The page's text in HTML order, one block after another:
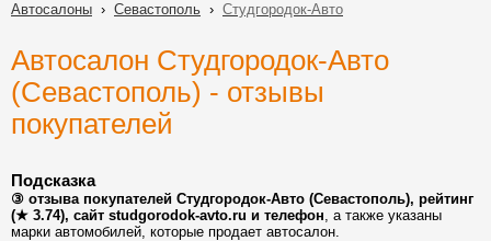
Автосалоны › Севастополь › Студгородок-Авто
Автосалон Студгородок-Авто
(Севастополь) - отзывы
покупателей
Подсказка
③ отзыва покупателей Студгородок-Авто (Севастополь), рейтинг
(★ 3.74), сайт studgorodok-avto.ru и телефон, а также указаны
марки автомобилей, которые продает автосалон.